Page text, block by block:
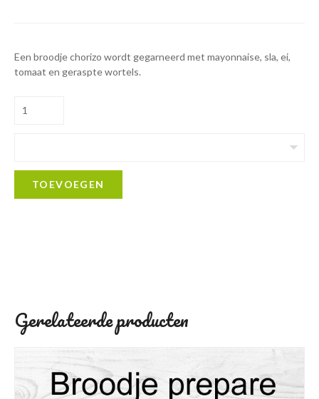
Een broodje chorizo wordt gegarneerd met mayonnaise, sla, ei,
tomaat en geraspte wortels.
TOEVOEGEN
Gerelateerde producten